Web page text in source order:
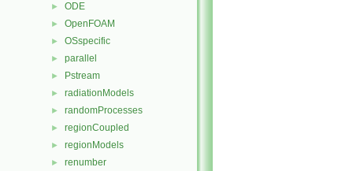
► ODE
► OpenFOAM
► OSspecific
► parallel
► Pstream
► radiationModels
► randomProcesses
► regionCoupled
► regionModels
► renumber